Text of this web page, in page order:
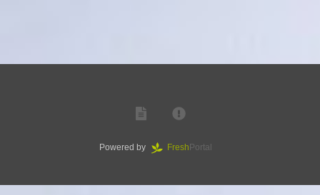
Powered by Fresh Portal